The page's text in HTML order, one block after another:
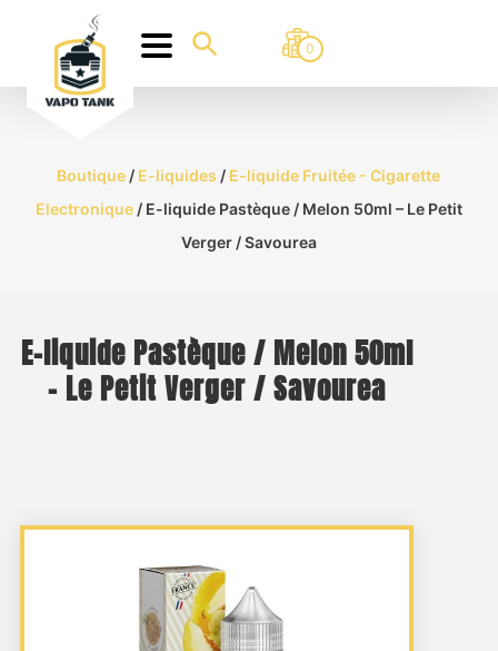
0
Boutique / E-liquides / E-liquide Fruitée - Cigarette
Electronique/ E-liquide Pastèque / Melon 50ml – Le Petit
Verger / Savourea
E-liquide Pastèque / Melon 50ml
– Le Petit Verger / Savourea